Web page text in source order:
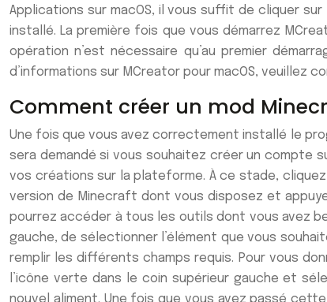
Applications sur macOS, il vous suffit de cliquer
installé. La première fois que vous démarrez
opération n’est nécessaire qu’au premier
d’informations sur MCreator pour macOS, veuillez
Comment créer un mod
Une fois que vous avez correctement installé le
sera demandé si vous souhaitez créer un compte
vos créations sur la plateforme. À ce stade,
version de Minecraft dont vous disposez et
pourrez accéder à tous les outils dont vous avez
gauche, de sélectionner l’élément que vous
remplir les différents champs requis. Pour vous
l’icône verte dans le coin supérieur gauche et
nouvel aliment. Une fois que vous avez passé